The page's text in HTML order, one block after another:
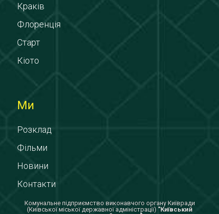
Краків
Флоренція
Старт
Кіото
Ми
Розклад
Фільми
Новини
Контакти
Комунальне підприємство виконавчого органу Київради
(Київської міської державної адміністрації) "Київський